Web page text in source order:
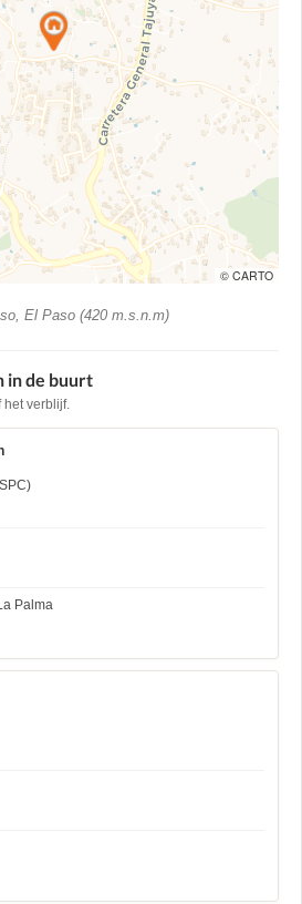
© CARTO
El Paso (420 m.s.n.m)
in de buurt
het verblijf.
Palma